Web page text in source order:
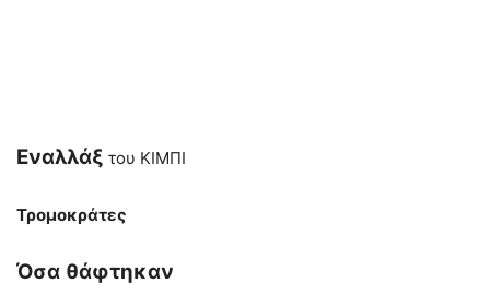
Εναλλάξ του ΚΙΜΠΙ
Τρομοκράτες
Όσα θάφτηκαν